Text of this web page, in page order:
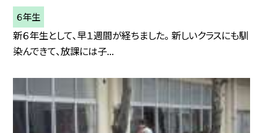
６年生
新６年生として、早１週間が経ちました。 新しいクラスにも馴
染んできて、放課には子...